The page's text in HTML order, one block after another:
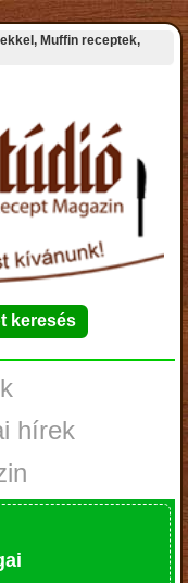
Muffin receptek,
hírek